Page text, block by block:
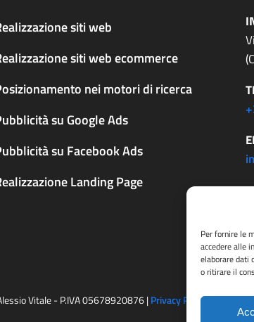
Per fornire le
accedere alle
elaborare dati
o ritirare il
siti web
siti web ecommerce
nei motori di ricerca
su Google Ads
su Facebook Ads
Landing Page
Vitale - P.IVA 05678920876 |Privacy Policy|Cookie